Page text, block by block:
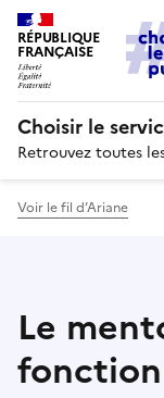
RÉPUBLIQUE
FRANÇAISE
Choisir le
Retrouvez toutes
Voir le fil d’Ariane
Le